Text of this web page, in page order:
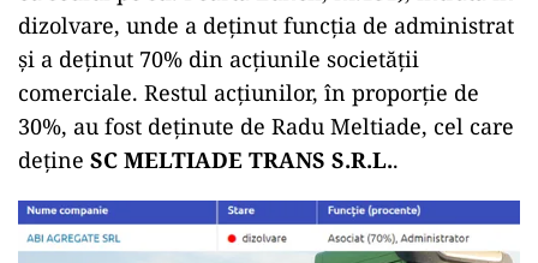
dizolvare, unde a deținut funcția de administrat
și a deținut 70% din acțiunile societății
comerciale. Restul acțiunilor, în proporție de
30%, au fost deținute de Radu Meltiade, cel care
deține SC MELTIADE TRANS S.R.L..